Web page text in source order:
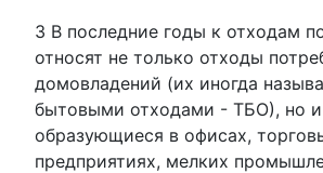
3 В последние годы к отходам
относят не только отходы
домовладений (их иногда
бытовыми отходами - ТБО), но
образующиеся в офисах,
предприятиях, мелких